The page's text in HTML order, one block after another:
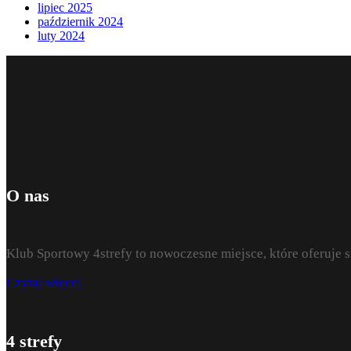
lipiec 2025
październik 2024
luty 2024
O nas
Klub Sportowy 4strefy to nowoczesne miejsce, które oferuje
Czytaj więcej
4 strefy